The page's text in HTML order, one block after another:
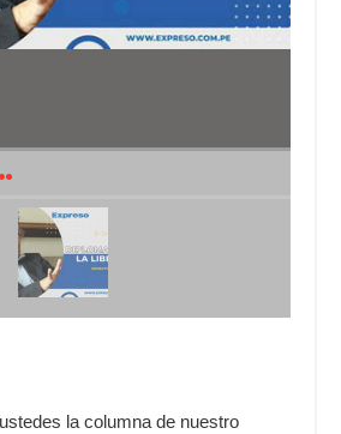
la columna de nuestro